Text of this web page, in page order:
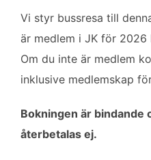
o
o
k
d
n
Vi styr bussresa till
är medlem i JK för
Om du inte är medlem
inklusive medlemskap
Bokningen är bindande
återbetalas ej.